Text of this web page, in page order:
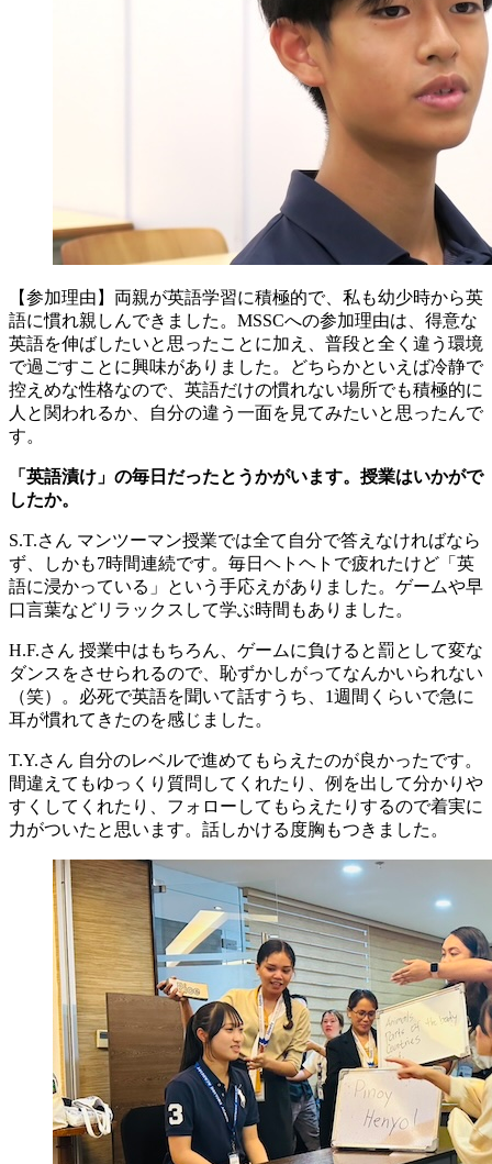
【参加理由】両親が英語学習に積極的で、私も幼少時から英
語に慣れ親しんできました。MSSCへの参加理由は、得意な
英語を伸ばしたいと思ったことに加え、普段と全く違う環境
で過ごすことに興味がありました。どちらかといえば冷静で
控えめな性格なので、英語だけの慣れない場所でも積極的に
人と関われるか、自分の違う一面を見てみたいと思ったんで
す。
「英語漬け」の毎日だったとうかがいます。授業はいかがで
したか。
S.T.さん マンツーマン授業では全て自分で答えなければなら
ず、しかも7時間連続です。毎日ヘトヘトで疲れたけど「英
語に浸かっている」という手応えがありました。ゲームや早
口言葉などリラックスして学ぶ時間もありました。
H.F.さん 授業中はもちろん、ゲームに負けると罰として変な
ダンスをさせられるので、恥ずかしがってなんかいられない
（笑）。必死で英語を聞いて話すうち、1週間くらいで急に
耳が慣れてきたのを感じました。
T.Y.さん 自分のレベルで進めてもらえたのが良かったです。
間違えてもゆっくり質問してくれたり、例を出して分かりや
すくしてくれたり、フォローしてもらえたりするので着実に
力がついたと思います。話しかける度胸もつきました。